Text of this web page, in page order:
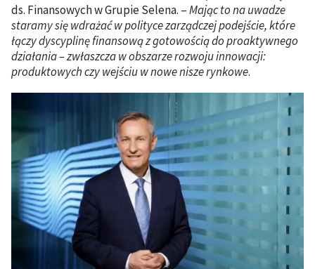
ds. Finansowych w Grupie Selena. –Mając to na uwadze
staramy się wdrażać w polityce zarządczej podejście, które
łączy dyscyplinę finansową z gotowością do proaktywnego
działania – zwłaszcza w obszarze rozwoju innowacji:
produktowych czy wejściu w nowe nisze rynkowe.